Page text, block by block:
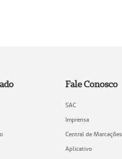
Fale Conosco
SAC
Imprensa
Central de Marcações
Aplicativo